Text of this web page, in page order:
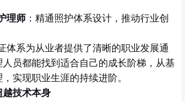
理师：精通照护体系设计，推动行业创
体系为从业者提供了清晰的职业发展通
员都能找到适合自己的成长阶梯，从基
实现职业生涯的持续进阶。
越技术本身